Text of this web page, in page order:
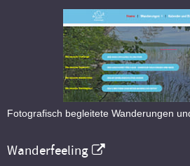
Fotografisch begleitete Wanderungen
Wanderfeeling